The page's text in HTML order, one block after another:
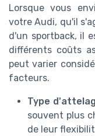
Lorsque vous
votre Audi, qu'il
d'un sportback, il
différents coûts
peut varier
facteurs.
Type
souvent plus
de leur